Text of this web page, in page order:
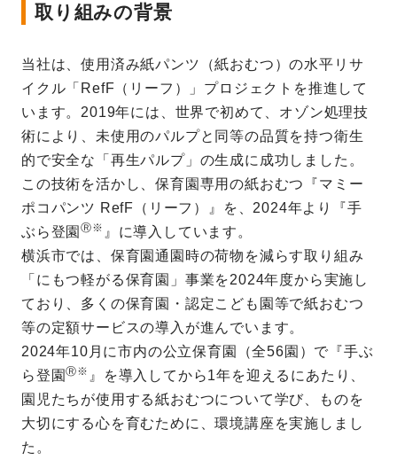
取り組みの背景
当社は、使用済み紙パンツ（紙おむつ）の水平リサ
イクル「RefF（リーフ）」プロジェクトを推進して
います。2019年には、世界で初めて、オゾン処理技
術により、未使用のパルプと同等の品質を持つ衛生
的で安全な「再生パルプ」の生成に成功しました。
この技術を活かし、保育園専用の紙おむつ『マミー
ポコパンツ RefF（リーフ）』を、2024年より『手
ぶら登園Ⓡ※ 』に導入しています。
横浜市では、保育園通園時の荷物を減らす取り組み
「にもつ軽がる保育園」事業を2024年度から実施し
ており、多くの保育園・認定こども園等で紙おむつ
等の定額サービスの導入が進んでいます。
2024年10月に市内の公立保育園（全56園）で『手ぶ
ら登園Ⓡ※ 』を導入してから1年を迎えるにあたり、
園児たちが使用する紙おむつについて学び、ものを
大切にする心を育むために、環境講座を実施しまし
た。